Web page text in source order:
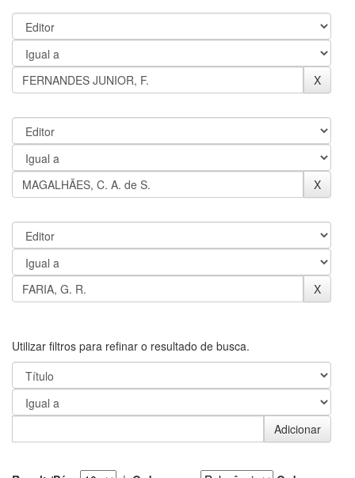
Utilizar filtros para refinar o resultado de busca.